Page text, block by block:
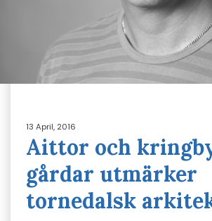
13 April, 2016
Aittor och
gårdar utmärker
tornedalsk